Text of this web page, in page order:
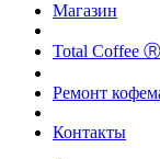
Магазин
Total Coffee Ⓡ
Ремонт
Контакты